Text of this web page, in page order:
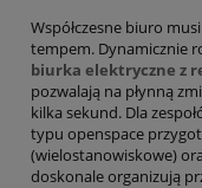
Współczesne biuro
tempem. Dynamicznie
biurka elektryczne z
pozwalają na płynną
kilka sekund. Dla
typu openspace
(wielostanowiskowe)
doskonale organizują